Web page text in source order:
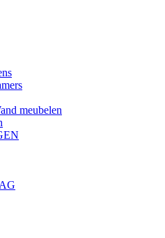
meubelen